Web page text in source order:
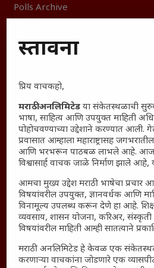
Polls Archive
Thought For The Day
आराम
महाराष्ट्रातील किल्ल्यांचे महत्त्व :
साक्षीदार
₹370 ची बिर्याणी” आणि हरवत
तरुणांच्या मनात नेमकं काय चाललंय?
यश आणि आत्मविश्वास: स्वप्नांना
महाराष्ट्रातील बदलत्या हवामानाचा
शेतकऱ्यांसमोरील नवीन आव्हाने आणि
महाराष्ट्र आणि संपूर्ण भारतातील
‘कॉकरोच जनता पार्टी’ची वेबसाईट
मीडियावर चर्चांना उधाण
प्रस्तावना
प्रिय वाचकहो,
मराठी अनलिमिटेड या संकेतस्थळाची
भाषा, साहित्य आणि उपयुक्त माहिती
पोहोचवण्याच्या उद्देशाने करण्यात आली.
प्रवासात आम्हाला महाराष्ट्रासह
आणि भरभरून पाठबळ लाभले आहे.
विश्वासार्ह वाचक जाळे निर्माण झाले
आमचा मुख्य उद्देश मराठी भाषेचा प्रचार
विषयांवरील उपयुक्त, ज्ञानवर्धक आणि
विनामूल्य उपलब्ध करून देणे हा आहे.
व्यवसाय, शासन योजना, करिअर,
विषयांवरील माहिती आम्ही सातत्याने
मराठी अनलिमिटेड हे केवळ एक
करणाऱ्या वाचकांना जोडणारे एक